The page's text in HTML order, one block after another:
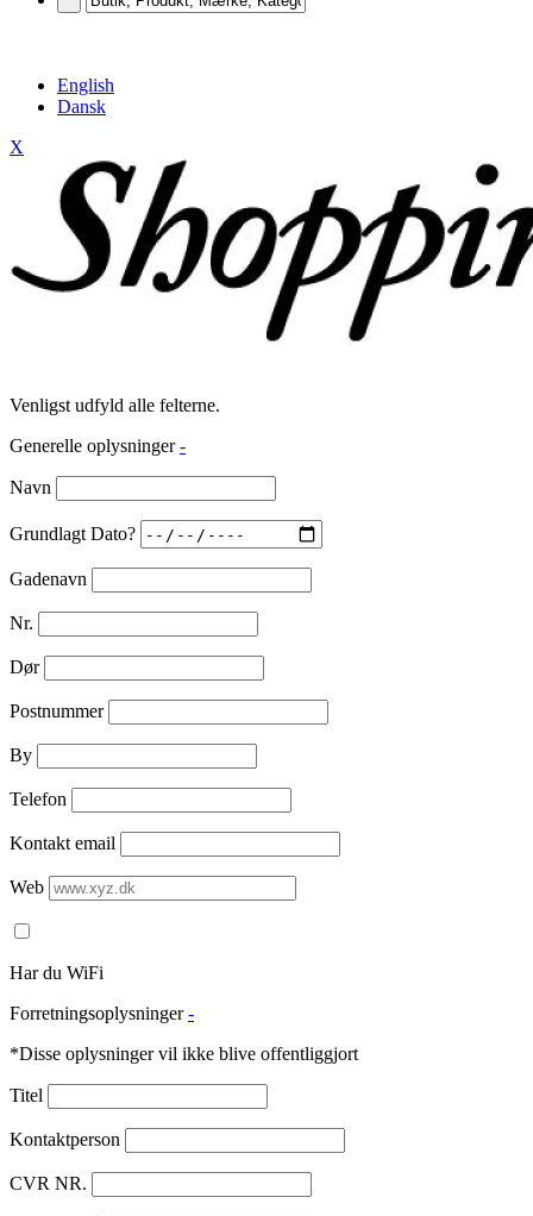
English
Dansk
X
Venligst udfyld alle felterne.
Generelle oplysninger -
Navn
Grundlagt Dato?
Gadenavn
Nr.
Dør
Postnummer
By
Telefon
Kontakt email
Web
Har du WiFi
Forretningsoplysninger -
*Disse oplysninger vil ikke blive offentliggjort
Titel
Kontaktperson
CVR NR.